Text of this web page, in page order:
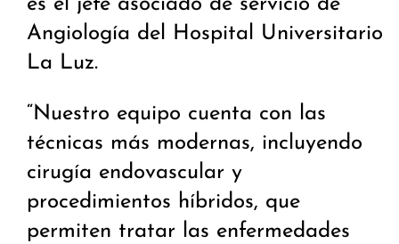
es el jefe asociado de servicio de
Angiología del Hospital Universitario
La Luz.
“Nuestro equipo cuenta con las
técnicas más modernas, incluyendo
cirugía endovascular y
procedimientos híbridos, que
permiten tratar las enfermedades